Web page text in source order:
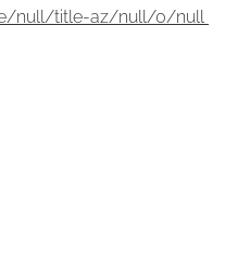
null/title-az/null/0/null